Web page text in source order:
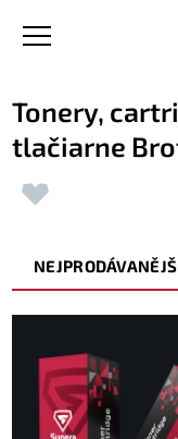
Tonery,
tlačiarne